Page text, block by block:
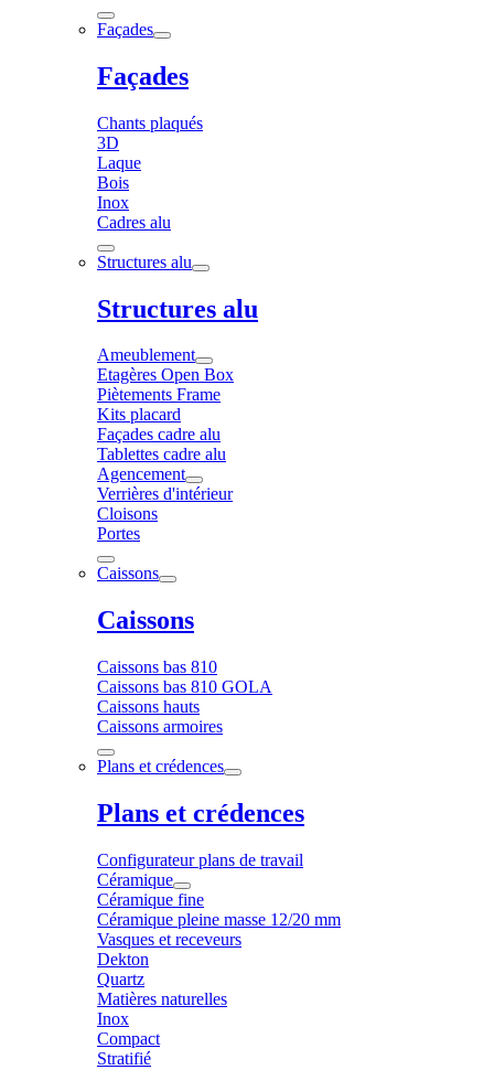
Façades
Façades
Chants plaqués
3D
Laque
Bois
Inox
Cadres alu
Structures alu
Structures alu
Ameublement
Etagères Open Box
Piètements Frame
Kits placard
Façades cadre alu
Tablettes cadre alu
Agencement
Verrières d'intérieur
Cloisons
Portes
Caissons
Caissons
Caissons bas 810
Caissons bas 810 GOLA
Caissons hauts
Caissons armoires
Plans et crédences
Plans et crédences
Configurateur plans de travail
Céramique
Céramique fine
Céramique pleine masse 12/20 mm
Vasques et receveurs
Dekton
Quartz
Matières naturelles
Inox
Compact
Stratifié